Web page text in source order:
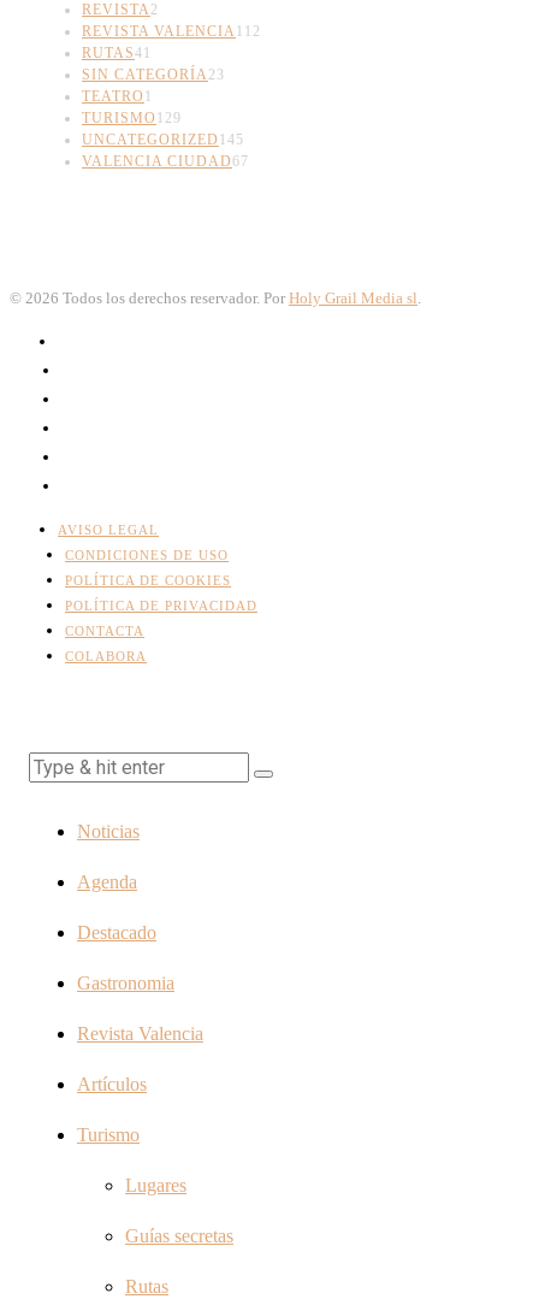
REVISTA2
REVISTA VALENCIA112
RUTAS41
SIN CATEGORÍA23
TEATRO 1
TURISMO 129
UNCATEGORIZED 145
VALENCIA CIUDAD67
© 2026 Todos los derechos reservador. Por Holy Grail Media sl.
AVISO LEGAL
CONDICIONES DE USO
POLÍTICA DE COOKIES
POLÍTICA DE PRIVACIDAD
CONTACTA
COLABORA
Noticias
Agenda
Destacado
Gastronomia
Revista Valencia
Artículos
Turismo
Lugares
Guías secretas
Rutas